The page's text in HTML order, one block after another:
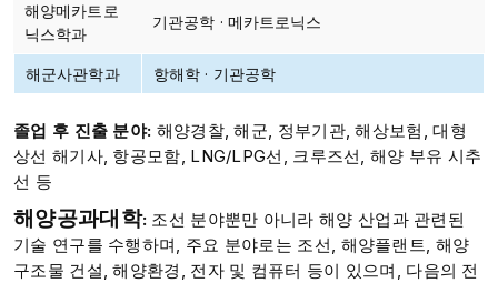
해양메카트로
닉스학과
기관공학 · 메카트로닉스
해군사관학과 항해학 · 기관공학
졸업 후 진출 분야: 해양경찰, 해군, 정부기관, 해상보험, 대형
상선 해기사, 항공모함, LNG/LPG선, 크루즈선, 해양 부유 시추
선 등
해양공과대학: 조선 분야뿐만 아니라 해양 산업과 관련된
기술 연구를 수행하며, 주요 분야로는 조선, 해양플랜트, 해양
구조물 건설, 해양환경, 전자 및 컴퓨터 등이 있으며, 다음의 전